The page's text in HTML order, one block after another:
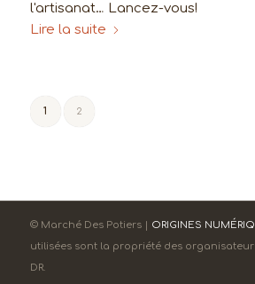
l'artisanat… Lancez-vous!
Lire la suite
1 2
© Marché Des Potiers | ORIGINES
utilisées sont la propriété des
DR.